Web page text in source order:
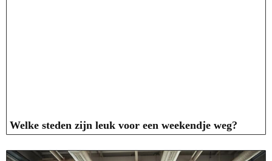
Welke steden zijn leuk voor een weekendje weg?